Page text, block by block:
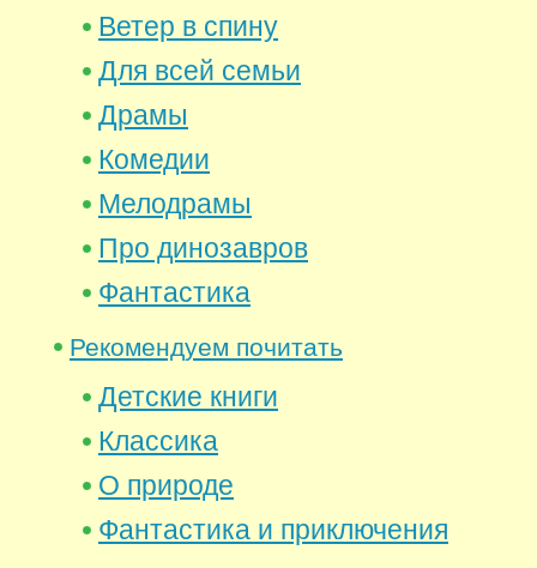
Ветер в спину
Для всей семьи
Драмы
Комедии
Мелодрамы
Про динозавров
Фантастика
Рекомендуем почитать
Детские книги
Классика
О природе
Фантастика и приключения